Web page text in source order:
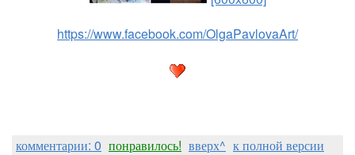
https://www.facebook.com/OlgaPavlovaArt/
комментарии: 0 понравилось! вверх^ к полной версии